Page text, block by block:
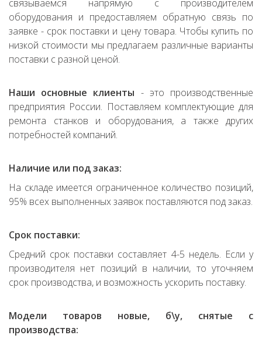
связываемся напрямую с производителем
оборудования и предоставляем обратную связь по
заявке - срок поставки и цену товара. Чтобы купить по
низкой стоимости мы предлагаем различные варианты
поставки с разной ценой.
Наши основные клиенты - это производственные
предприятия России. Поставляем комплектующие для
ремонта станков и оборудования, а также других
потребностей компаний.
Наличие или под заказ:
На складе имеется ограниченное количество позиций,
95% всех выполненных заявок поставляются под заказ.
Срок поставки:
Средний срок поставки составляет 4-5 недель. Если у
производителя нет позиций в наличии, то уточняем
срок производства, и возможность ускорить поставку.
Модели товаров новые, б\у, снятые с
производства: